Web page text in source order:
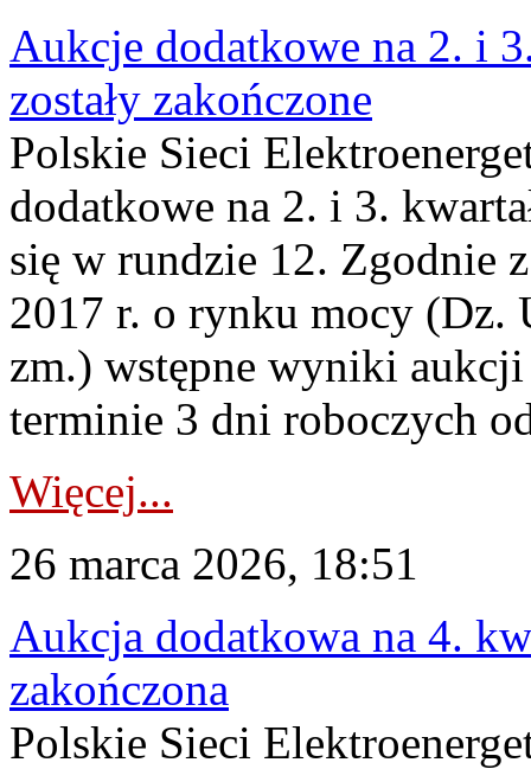
Aukcje dodatkowe na 2. i
zostały zakończone
Polskie Sieci
dodatkowe na 2. i 3.
się w rundzie 12. Zgodnie
2017 r. o rynku mocy (Dz.
zm.) wstępne wyniki
terminie 3 dni roboczych
Więcej...
26 marca 2026, 18:51
Aukcja dodatkowa na 4.
zakończona
Polskie Sieci